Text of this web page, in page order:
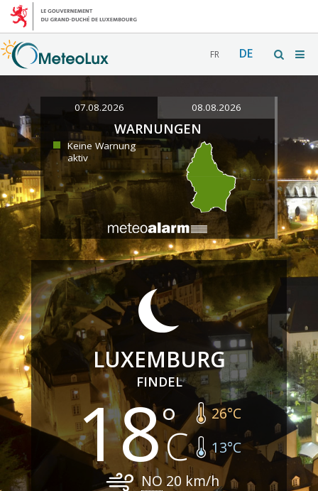
FR DE
07.08.2026 08.08.2026
WARNUNGEN
Keine Warnung
aktiv
LUXEMBURG
FINDEL
18 26°C
13°C
NO 20 km/h